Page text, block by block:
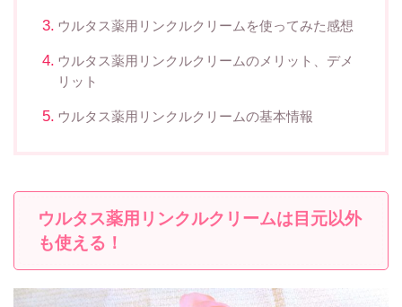
ウルタス薬用リンクルクリームを使ってみた感想
ウルタス薬用リンクルクリームのメリット、デメ
リット
ウルタス薬用リンクルクリームの基本情報
ウルタス薬用リンクルクリームは目元以外
も使える！